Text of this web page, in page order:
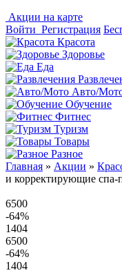
Акции на карте
Войти Регистрация
Красота
Здоровье
Еда
Авто/
Обучение
Фитнес
Туризм
Товары
Разное
Главная » Акции »
и корректирующие спа-
6500
-64%
1404
6500
-64%
1404